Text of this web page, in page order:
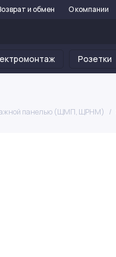
и обмен О компании
Розетки
панелью (ЩМП, ЩРНМ)